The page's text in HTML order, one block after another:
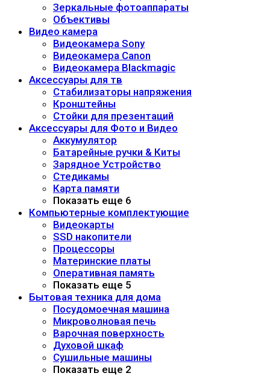
Зеркальные фотоаппараты
Объективы
Видео камера
Видеокамера Sony
Видеокамера Canon
Видеокамера Blackmagic
Аксессуары для тв
Стабилизаторы напряжения
Кронштейны
Стойки для презентаций
Аксессуары для Фото и Видео
Аккумулятор
Батарейные ручки & Киты
Зарядное Устройство
Стедикамы
Карта памяти
Показать еще 6
Компьютерные комплектующие
Видеокарты
SSD накопители
Процессоры
Материнские платы
Оперативная память
Показать еще 5
Бытовая техника для дома
Посудомоечная машина
Микроволновая печь
Варочная поверхность
Духовой шкаф
Сушильные машины
Показать еще 2